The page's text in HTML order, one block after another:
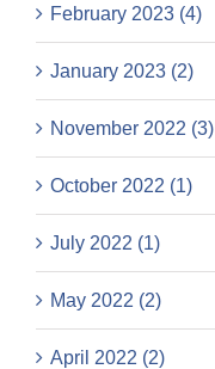
February 2023 (4)
January 2023 (2)
November 2022 (3)
October 2022 (1)
July 2022 (1)
May 2022 (2)
April 2022 (2)